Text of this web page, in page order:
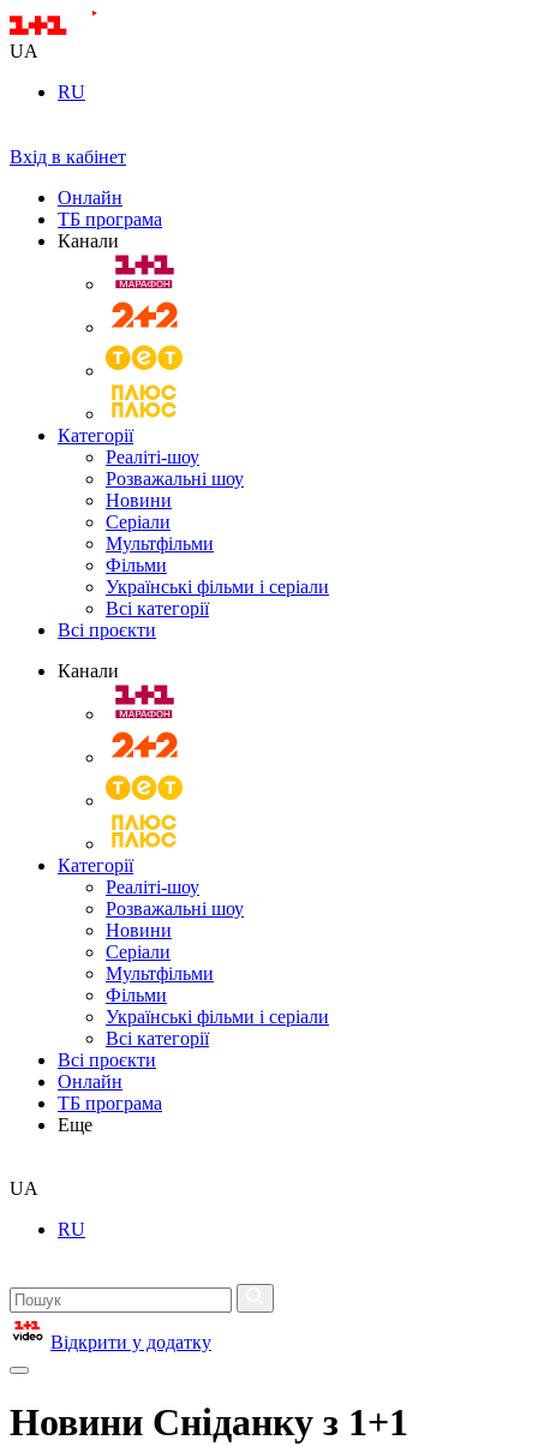
UA
RU
Вхід в кабінет
Онлайн
ТБ програма
Канали
Категорії
Реаліті-шоу
Розважальні шоу
Новини
Серіали
Мультфільми
Фільми
Українські фільми і серіали
Всі категорії
Всі проєкти
Канали
Категорії
Реаліті-шоу
Розважальні шоу
Новини
Серіали
Мультфільми
Фільми
Українські фільми і серіали
Всі категорії
Всі проєкти
Онлайн
ТБ програма
Еще
UA
RU
Відкрити у додатку
Новини Сніданку з 1+1